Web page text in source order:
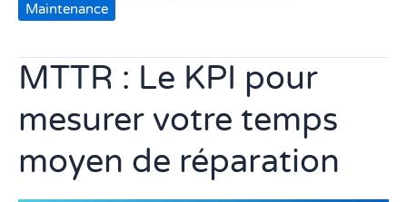
Maintenance
MTTR : Le KPI pour
mesurer votre temps
moyen de réparation
MTTR
Le
KPI
pour
mesurer
votre